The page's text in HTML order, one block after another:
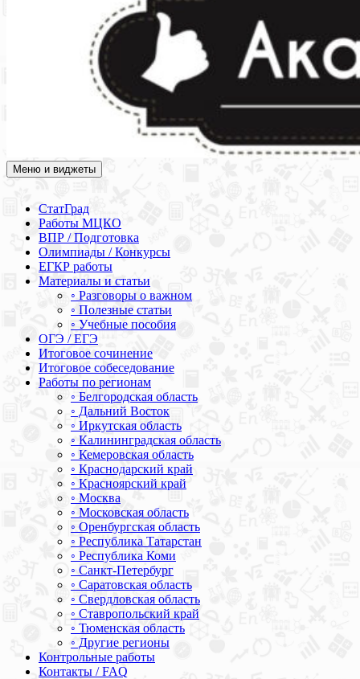
Академия СОВА
Подготовка к ЕГЭ, ОГЭ, ВПР, МЦКО, СтатГрад, КДР, ВОШ,
Меню и виджеты
СтатГрад
Работы МЦКО
ВПР / Подготовка
Олимпиады / Конкурсы
ЕГКР работы
Материалы и статьи
◦ Разговоры о важном
◦ Полезные статьи
◦ Учебные пособия
ОГЭ / ЕГЭ
Итоговое сочинение
Итоговое собеседование
Работы по регионам
◦ Белгородская область
◦ Дальний Восток
◦ Иркутская область
◦ Калининградская область
◦ Кемеровская область
◦ Краснодарский край
◦ Красноярский край
◦ Москва
◦ Московская область
◦ Оренбургская область
◦ Республика Татарстан
◦ Республика Коми
◦ Санкт-Петербург
◦ Саратовская область
◦ Свердловская область
◦ Ставропольский край
◦ Тюменская область
◦ Другие регионы
Контрольные работы
Контакты / FAQ